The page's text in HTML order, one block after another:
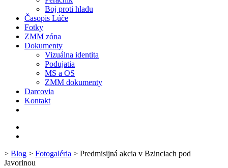
Boj proti hladu
Časopis Lúče
Fotky
ZMM zóna
Dokumenty
Vizuálna identita
Podujatia
MS a OS
ZMM dokumenty
Darcovia
Kontakt
> Blog > Fotogaléria > Predmisijná akcia v Bzinciach pod
Javorinou